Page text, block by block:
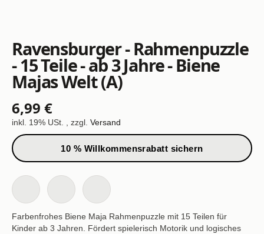
Ravensburger - Rahmenpuzzle
- 15 Teile - ab 3 Jahre - Biene
Majas Welt (A)
6,99 €
inkl. 19% USt. , zzgl. Versand
10 % Willkommensrabatt sichern
Farbenfrohes Biene Maja Rahmenpuzzle mit 15 Teilen für
Kinder ab 3 Jahren. Fördert spielerisch Motorik und logisches